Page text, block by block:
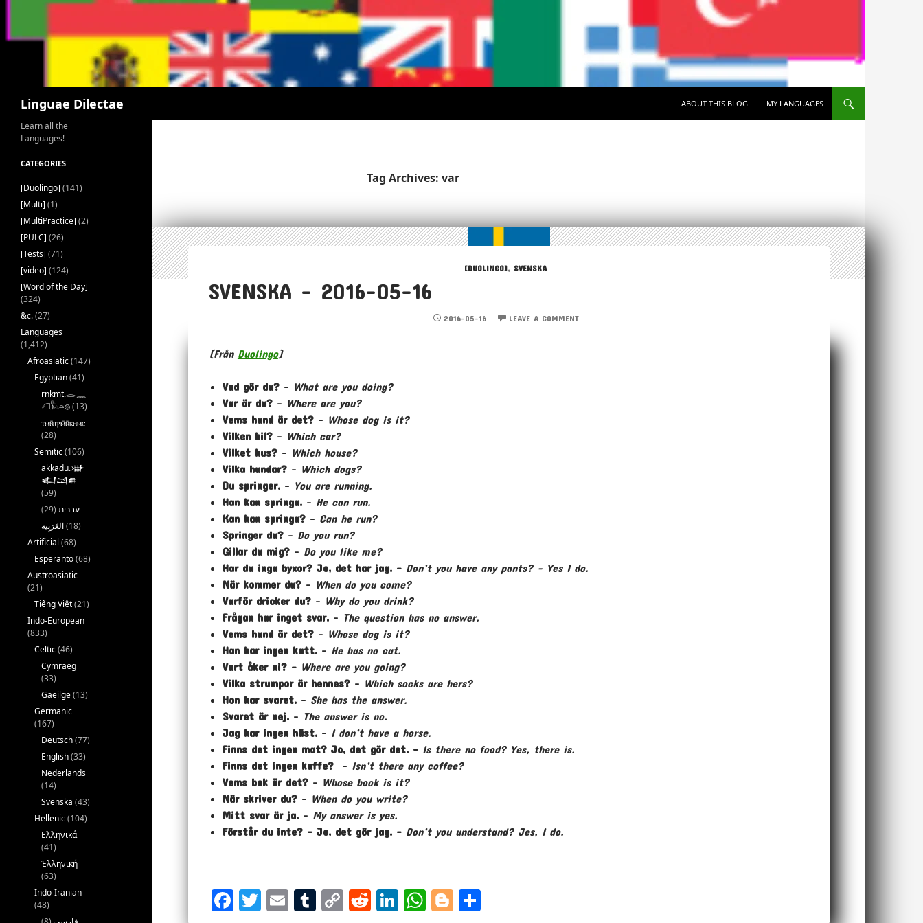
Linguae Dilectae
ABOUT THIS BLOG
MY LANGUAGES
Tag Archives: var
[DUOLINGO], SVENSKA
SVENSKA – 2016-05-16
2016-05-16 LEAVE A COMMENT
(Från Duolingo)
Vad gör du?– What are you doing?
Var är du?– Where are you?
Vems hund är det?– Whose dog is it?
Vilken bil?– Which car?
Vilket hus?– Which house?
Vilka hundar?– Which dogs?
Du springer.– You are running.
Han kan springa.– He can run.
Kan han springa?– Can he run?
Springer du?– Do you run?
Gillar du mig?– Do you like me?
Har du inga byxor? Jo, det har jag. – Don’t you have any pants? – Yes I do.
När kommer du?– When do you come?
Varför dricker du? – Why do you drink?
Frågan har inget svar.– The question has no answer.
Vems hund är det?– Whose dog is it?
Han har ingen katt.– He has no cat.
Vart åker ni? – Where are you going?
Vilka strumpor är hennes?– Which socks are hers?
Hon har svaret. – She has the answer.
Svaret är nej.– The answer is no.
Jag har ingen häst.– I don’t have a horse.
Finns det ingen mat? Jo, det gör det. – Is there no food? Yes, there is.
Finns det ingen kaffe? – Isn’t there any coffee?
Vems bok är det?– Whose book is it?
När skriver du? – When do you write?
Mitt svar är ja.– My answer is yes.
Förstår du inte? – Jo, det gör jag. – Don’t you understand? Jes, I do.
Fa T
E
T
Co Re Li W Bl Sh
Learn all the
Languages!
CATEGORIES
[Duolingo] (141)
[Multi] (1)
[MultiPractice] (2)
[PULC] (26)
[Tests] (71)
[video] (124)
[Word of the Day]
(324)
&c.(27)
Languages
(1,412)
Afroasiatic(147)
Egyptian(41)
rnkmt.𓂋𓏺𓈖
𓆎𓅓𓏏𓊖(13)
ⲧⲙⲛ̄ⲧⲣⲙ̄ⲛ̄ⲕⲏⲙⲉ
(28)
Semitic(106)
akkadu.𒀝
𒅗𒁺𒌑
(59)
עברית (29)
(18)
Artificial (68)
Esperanto(68)
Austroasiatic
(21)
Tiếng Việt(21)
Indo-European
(833)
Celtic(46)
Cymraeg
(33)
Gaeilge(13)
Germanic
(167)
Deutsch(77)
English(33)
Nederlands
(14)
Svenska (43)
Hellenic(104)
Ελληνικά
(41)
Ἑλληνική
(63)
Indo-Iranian
(48)